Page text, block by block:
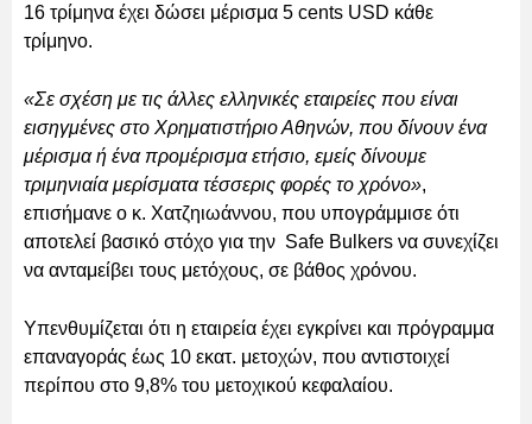
16 τρίμηνα έχει δώσει μέρισμα 5 cents USD κάθε
τρίμηνο.
«Σε σχέση με τις άλλες ελληνικές εταιρείες που είναι
εισηγμένες στο Χρηματιστήριο Αθηνών, που δίνουν ένα
μέρισμα ή ένα προμέρισμα ετήσιο, εμείς δίνουμε
τριμηνιαία μερίσματα τέσσερις φορές το χρόνο»,
επισήμανε ο κ. Χατζηιωάννου, που υπογράμμισε ότι
αποτελεί βασικό στόχο για την Safe Bulkers να συνεχίζει
να ανταμείβει τους μετόχους, σε βάθος χρόνου.
Υπενθυμίζεται ότι η εταιρεία έχει εγκρίνει και πρόγραμμα
επαναγοράς έως 10 εκατ. μετοχών, που αντιστοιχεί
περίπου στο 9,8% του μετοχικού κεφαλαίου.